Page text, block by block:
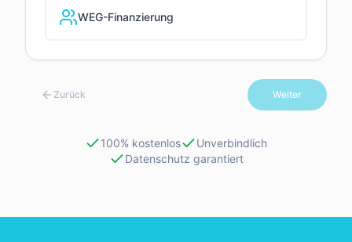
WEG-Finanzierung
Zurück Weiter
100% kostenlos
Unverbindlich
Datenschutz garantiert